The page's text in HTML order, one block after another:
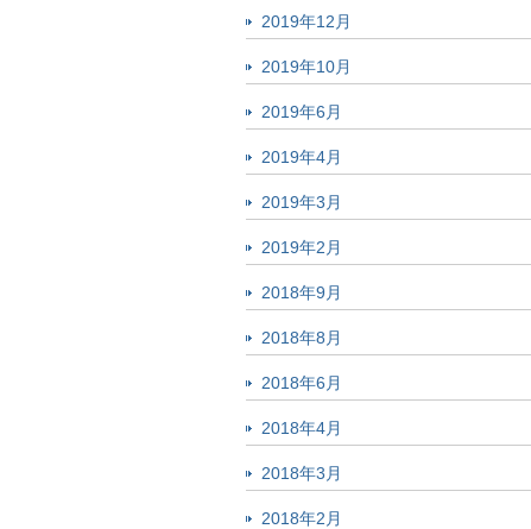
2019年12月
2019年10月
2019年6月
2019年4月
2019年3月
2019年2月
2018年9月
2018年8月
2018年6月
2018年4月
2018年3月
2018年2月